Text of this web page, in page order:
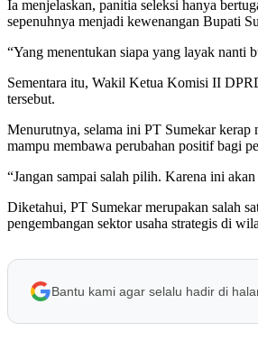
Ia menjelaskan, panitia seleksi hanya
sepenuhnya menjadi kewenangan Bupati
“Yang menentukan siapa yang layak nanti
Sementara itu, Wakil Ketua Komisi II
tersebut.
Menurutnya, selama ini PT Sumekar kerap
mampu membawa perubahan positif bagi
“Jangan sampai salah pilih. Karena ini
Diketahui, PT Sumekar merupakan salah
pengembangan sektor usaha strategis di
Bantu kami agar selalu hadir di